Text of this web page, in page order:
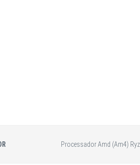
Processador Amd (Am4)